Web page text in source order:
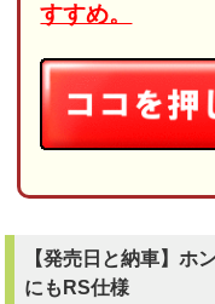
すすめ。
【発売日と納車】ホ
にもRS仕様